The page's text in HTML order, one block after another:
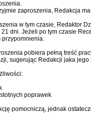
zaproszenia, Redakcja
w tym czasie, Redaktor
dni. Jeżeli po tym czasie
przypomnienia.
pobiera pełną treść
sugerując Redakcji jaka
poprawek
pomocniczą, jednak